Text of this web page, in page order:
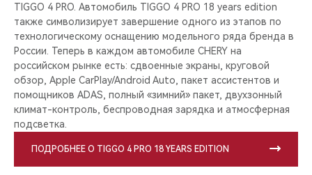
TIGGO 4 PRO. Автомобиль TIGGO 4 PRO 18 years edition
также символизирует завершение одного из этапов по
технологическому оснащению модельного ряда бренда в
России. Теперь в каждом автомобиле CHERY на
российском рынке есть: сдвоенные экраны, круговой
обзор, Apple CarPlay/Android Auto, пакет ассистентов и
помощников ADAS, полный «зимний» пакет, двухзонный
климат-контроль, беспроводная зарядка и атмосферная
подсветка.
ПОДРОБНЕЕ О TIGGO 4 PRO 18 YEARS EDITION